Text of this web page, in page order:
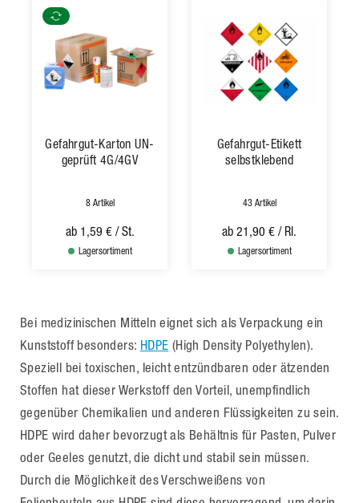
Gefahrgut-Karton UN-
geprüft 4G/4GV
8 Artikel
ab 1,59 € / St.
Lagersortiment
Gefahrgut-Etikett
selbstklebend
43 Artikel
ab 21,90 € / Rl.
Lagersortiment
Bei medizinischen Mitteln eignet sich als Verpackung ein
Kunststoff besonders: HDPE (High Density Polyethylen).
Speziell bei toxischen, leicht entzündbaren oder ätzenden
Stoffen hat dieser Werkstoff den Vorteil, unempfindlich
gegenüber Chemikalien und anderen Flüssigkeiten zu sein.
HDPE wird daher bevorzugt als Behältnis für Pasten, Pulver
oder Geeles genutzt, die dicht und stabil sein müssen.
Durch die Möglichkeit des Verschweißens von